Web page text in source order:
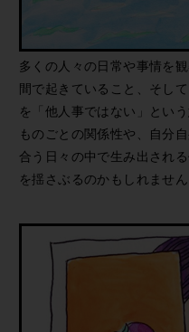
多くの人々の日常や事情を
間で起きていること、そし
を「他人事ではない」とい
ものごとの関係性や、自分
合う日々の中で生み出され
を揺さぶるのかもしれません